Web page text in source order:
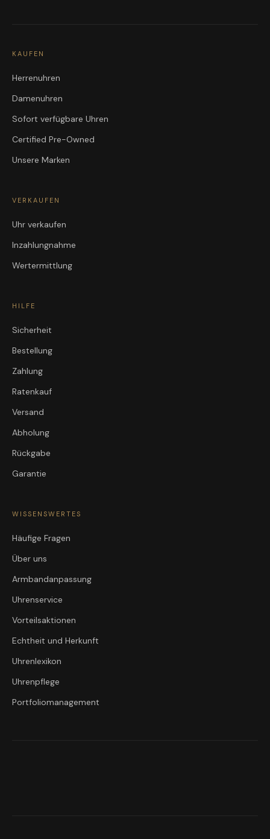
KAUFEN
Herrenuhren
Damenuhren
Sofort verfügbare Uhren
Certified Pre-Owned
Unsere Marken
VERKAUFEN
Uhr verkaufen
Inzahlungnahme
Wertermittlung
HILFE
Sicherheit
Bestellung
Zahlung
Ratenkauf
Versand
Abholung
Rückgabe
Garantie
WISSENSWERTES
Häufige Fragen
Über uns
Armbandanpassung
Uhrenservice
Vorteilsaktionen
Echtheit und Herkunft
Uhrenlexikon
Uhrenpflege
Portfoliomanagement